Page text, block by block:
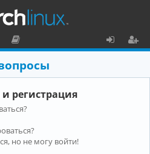
ку
м
е
н
та
о
и
регистрация
но не могу войти!